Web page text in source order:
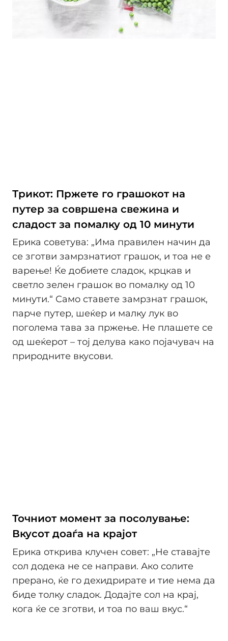
Трикот: Пржете го грашокот на
путер за совршена свежина и
сладост за помалку од 10 минути
Ерика советува: „Има правилен начин да
се зготви замрзнатиот грашок, и тоа не е
варење! Ќе добиете сладок, крцкав и
светло зелен грашок во помалку од 10
минути.“ Само ставете замрзнат грашок,
парче путер, шеќер и малку лук во
поголема тава за пржење. Не плашете се
од шеќерот – тој делува како појачувач на
природните вкусови.
Точниот момент за посолување:
Вкусот доаѓа на крајот
Ерика открива клучен совет: „Не ставајте
сол додека не се направи. Ако солите
прерано, ќе го дехидрирате и тие нема да
биде толку сладок. Додајте сол на крај,
кога ќе се зготви, и тоа по ваш вкус.“